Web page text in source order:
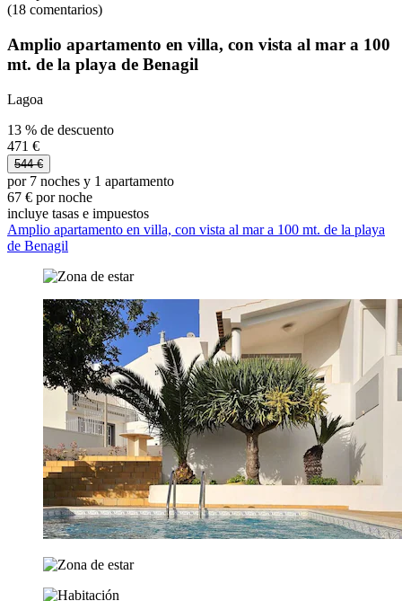
(18 comentarios)
Amplio apartamento en villa, con vista al mar a 100
mt. de la playa de Benagil
Lagoa
13 % de descuento
471 €
544 €
por 7 noches y 1 apartamento
67 € por noche
incluye tasas e impuestos
Amplio apartamento en villa, con vista al mar a 100 mt. de la playa
de Benagil